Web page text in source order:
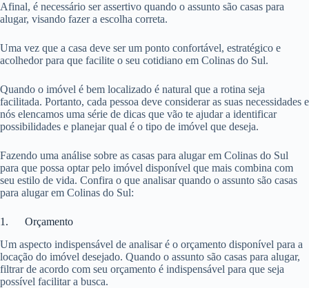
Afinal, é necessário ser assertivo quando o assunto são casas para
alugar, visando fazer a escolha correta.
Uma vez que a casa deve ser um ponto confortável, estratégico e
acolhedor para que facilite o seu cotidiano em Colinas do Sul.
Quando o imóvel é bem localizado é natural que a rotina seja
facilitada. Portanto, cada pessoa deve considerar as suas necessidades e
nós elencamos uma série de dicas que vão te ajudar a identificar
possibilidades e planejar qual é o tipo de imóvel que deseja.
Fazendo uma análise sobre as casas para alugar em Colinas do Sul
para que possa optar pelo imóvel disponível que mais combina com
seu estilo de vida. Confira o que analisar quando o assunto são casas
para alugar em Colinas do Sul:
1. Orçamento
Um aspecto indispensável de analisar é o orçamento disponível para a
locação do imóvel desejado. Quando o assunto são casas para alugar,
filtrar de acordo com seu orçamento é indispensável para que seja
possível facilitar a busca.